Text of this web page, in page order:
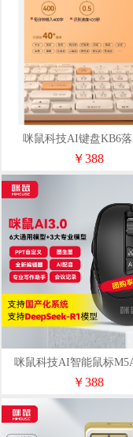
咪鼠科技AI键盘KB6
￥388
咪鼠科技AI智能鼠标
￥388